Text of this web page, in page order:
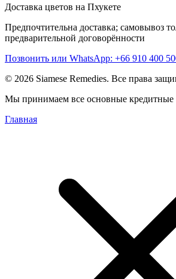
Доставка цветов на Пхукете
Предпочтительна доставка; самовывоз
предварительной договорённости
Позвонить или WhatsApp: +66 910 400
© 2026 Siamese Remedies. Все права
Мы принимаем все основные кредитные
Главная